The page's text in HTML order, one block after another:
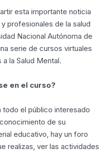
esta importante noticia
profesionales de la salud
Nacional Autónoma de
serie de cursos virtuales
la Salud Mental.
en el curso?
todo el público interesado
de su
educativo, hay un foro
realizas, ver las actividades